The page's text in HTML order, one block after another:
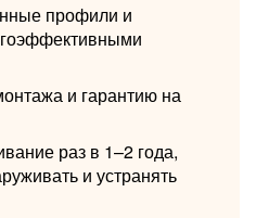
профили и
и гарантию на
раз в 1–2 года,
и устранять